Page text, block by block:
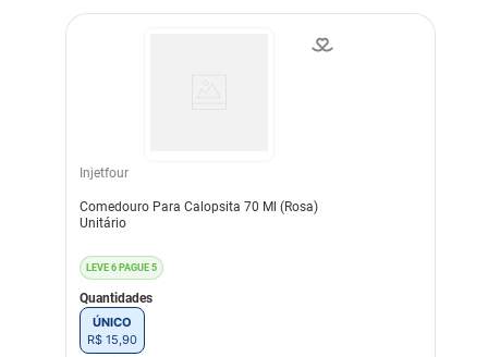
Injetfour
Comedouro Para Calopsita 70 Ml (Rosa)
Unitário
LEVE 6 PAGUE 5
Quantidades
ÚNICO
R$ 15 90